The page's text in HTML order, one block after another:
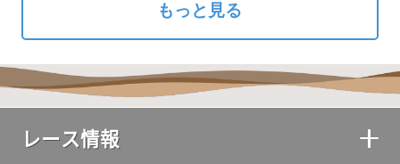
もっと見る
レース情報